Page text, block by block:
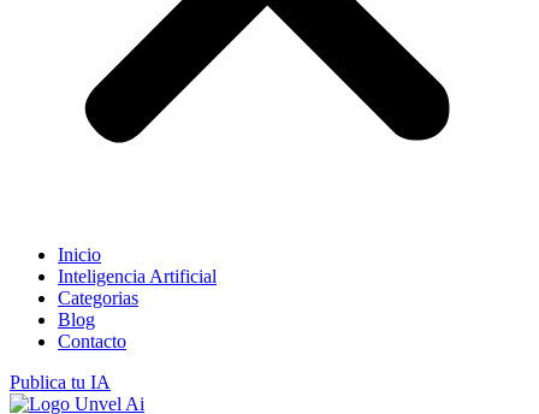
Inicio
Inteligencia Artificial
Categorias
Blog
Contacto
Publica tu IA